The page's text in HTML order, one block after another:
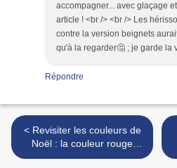
accompagner... avec glaçage
article ! <br /> <br /> Les
contre la version beignets
qu'à la regarder🤔 ; je garde la
Répondre
< Revisiter les couleurs de
Noël : la couleur rouge
dépoussiérée et pleine de